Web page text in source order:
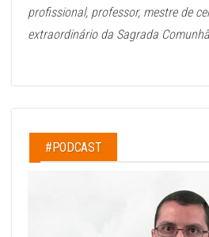
profissional, professor, mestre de
extraordinário da Sagrada
#PODCAST